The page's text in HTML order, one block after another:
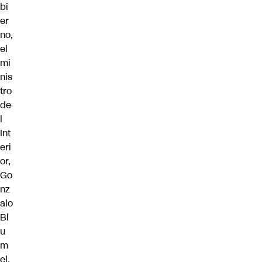
bi
er
no,
el
mi
nis
tro
de
l
Int
eri
or,
Go
nz
alo
Bl
u
m
el,